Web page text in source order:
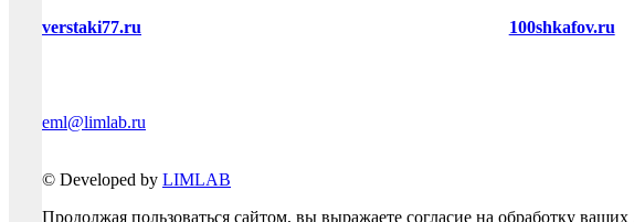
verstaki77.ru
100shkafov.ru
eml@limlab.ru
© Developed by LIMLAB
Продолжая пользоваться сайтом, вы выражаете согласие на обработку